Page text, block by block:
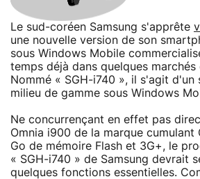
Le sud-coréen Samsung s'apprête
une nouvelle version de son
sous Windows Mobile
temps déjà dans quelques marchés
Nommé « SGH-i740 », il s'agit d'un
milieu de gamme sous Windows
Ne concurrençant en effet pas
Omnia i900 de la marque cumulant
Go de mémoire Flash et 3G+, le
« SGH-i740 » de Samsung devrait
quelques fonctions essentielles.